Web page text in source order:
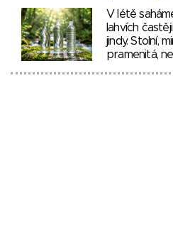
V létě
lahvích
jindy. Stolní,
pramenitá,